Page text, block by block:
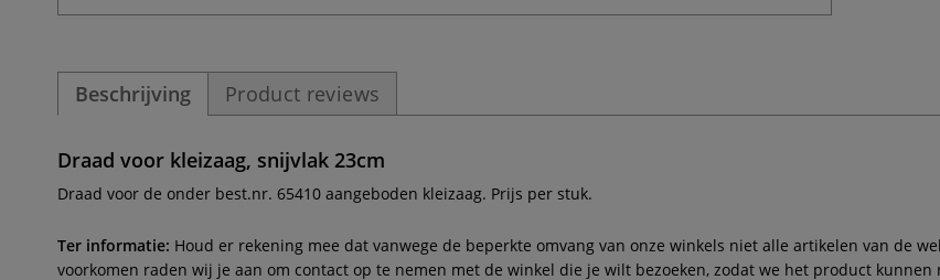
Beschrijving Product reviews
Draad voor kleizaag, snijvlak 23cm
Draad voor de onder best.nr. 65410 aangeboden kleizaag. Prijs per stuk.
Ter informatie: Houd er rekening mee dat vanwege de beperkte omvang van onze winkels niet alle artikelen van de
voorkomen raden wij je aan om contact op te nemen met de winkel die je wilt bezoeken, zodat we het product kunnen